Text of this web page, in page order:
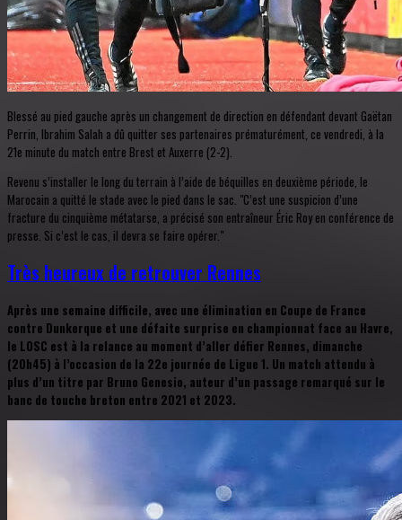
Blessé au pied gauche après un changement de direction en défendant devant Gaëtan
Perrin, Ibrahim Salah a dû quitter ses partenaires prématurément, ce vendredi, à la
21e minute du match entre Brest et Auxerre (2-2).
Revenu s’installer le long du terrain à l’aide de béquilles en deuxième période, le
Marocain a quitté le stade avec le pied dans le sac. "C’est une suspicion d’une
fracture du cinquième métatarse, a précisé son entraîneur Éric Roy en conférence de
presse. Si c’est le cas, il devra se faire opérer."
Très heureux de retrouver Rennes
Après une semaine difficile, avec une élimination en Coupe de France
contre Dunkerque et une défaite surprise en championnat face au Havre,
le LOSC est à la relance au moment d’aller défier Rennes, dimanche
(20h45) à l’occasion de la 22e journée de Ligue 1. Un match attendu à
plus d’un titre par Bruno Genesio, auteur d’un passage remarqué sur le
banc de touche breton entre 2021 et 2023.